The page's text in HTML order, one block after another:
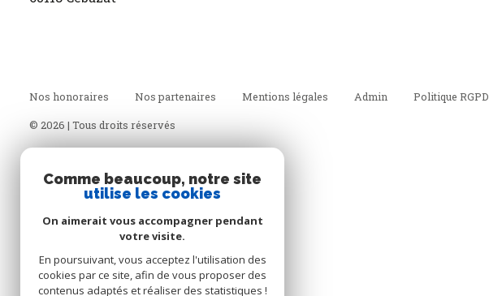
Nos honoraires Nos partenaires Mentions légales Admin Politique RGPD
© 2026 | Tous droits réservés
Comme beaucoup, notre site
utilise les cookies
On aimerait vous accompagner pendant
votre visite.
En poursuivant, vous acceptez l'utilisation des
cookies par ce site, afin de vous proposer des
contenus adaptés et réaliser des statistiques !